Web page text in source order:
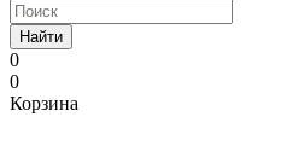
Найти
0
0
Корзина